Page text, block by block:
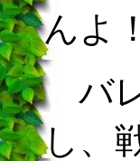
んよ
バレ
し、